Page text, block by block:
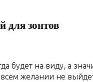
для зонтов
будет на виду, а
желании не